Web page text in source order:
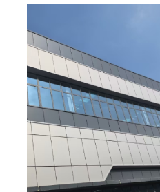
Stalen structuurworkshop
Stalen structuurgebouw
Stalen
Stalen frame gebouw
De vervaardiging van de